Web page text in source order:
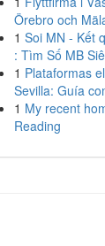
Örebro och
1 Soi MN - Kết
: Tìm Số MB
1 Plataformas
Sevilla: Guía
1 My recent
Reading